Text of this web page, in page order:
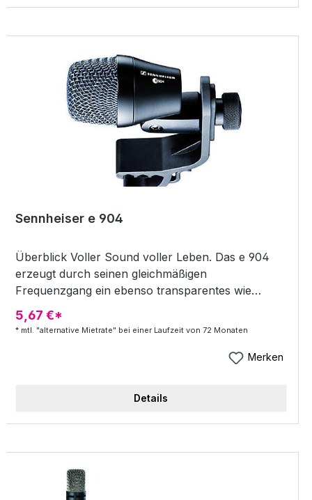
Bass-Drum Mikrofon4x MB 5K dynamsiches
Sennheiser e 904
Überblick Voller Sound voller Leben. Das e 904
erzeugt durch seinen gleichmäßigen
Frequenzgang ein ebenso transparentes wie
harmonisches Klangbild, das sich ausgezeichnet
formen lässt. In den Drum-Mix kann es wegen
sauber eingebettet werden. Das Set erhält mit
definierten Sound. Dem e 904 können dabei selbst
praktischen Klemme ist es kinderleicht an den Rims
nur sehr wenig Platz. Merkmale Dynamisches
Kompakt-Mikrofon Konsistenter Frequenzgang für
5,67 €*
* mtl. "alternative Mietrate" bei einer Laufzeit von 72 Monaten
Merken
Details